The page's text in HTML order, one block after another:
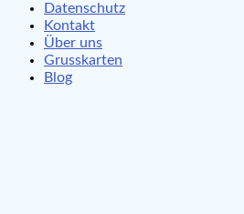
Datenschutz
Kontakt
Über uns
Grusskarten
Blog